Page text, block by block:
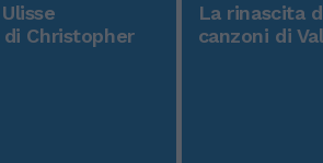
Christopher
La rinascita
canzoni di